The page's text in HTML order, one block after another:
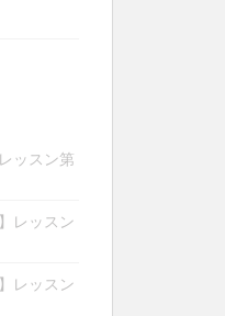
ッスン第
レッスン
レッスン